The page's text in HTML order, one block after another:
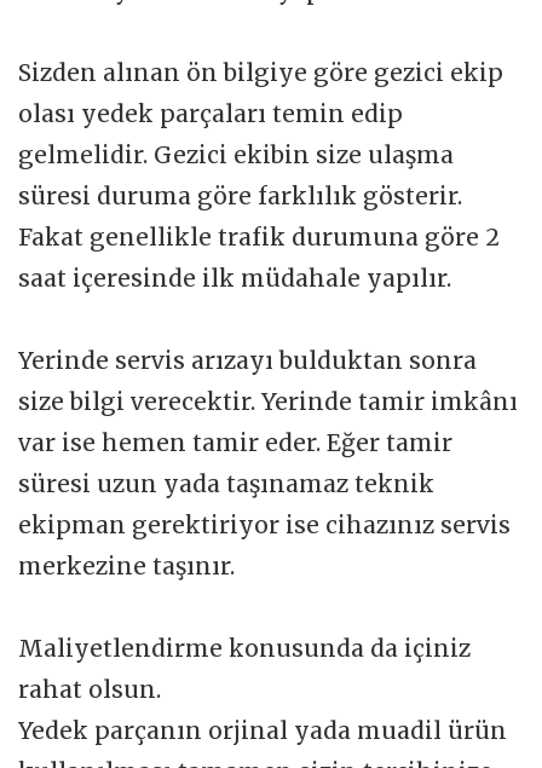
Sizden alınan ön bilgiye göre gezici ekip
olası yedek parçaları temin edip
gelmelidir. Gezici ekibin size ulaşma
süresi duruma göre farklılık gösterir.
Fakat genellikle trafik durumuna göre 2
saat içeresinde ilk müdahale yapılır.
Yerinde servis arızayı bulduktan sonra
size bilgi verecektir. Yerinde tamir imkânı
var ise hemen tamir eder. Eğer tamir
süresi uzun yada taşınamaz teknik
ekipman gerektiriyor ise cihazınız servis
merkezine taşınır.
Maliyetlendirme konusunda da içiniz
rahat olsun.
Yedek parçanın orjinal yada muadil ürün